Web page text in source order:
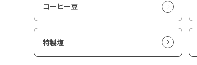
コーヒー豆
特製塩